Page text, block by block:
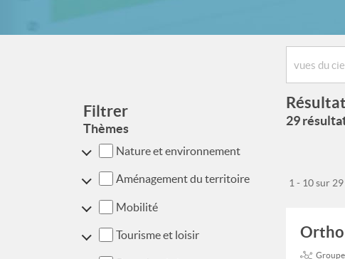
Filtrer
Thèmes
Nature et environnement
Aménagement du territoire
Mobilité
Tourisme et loisir
29
1 - 10 sur